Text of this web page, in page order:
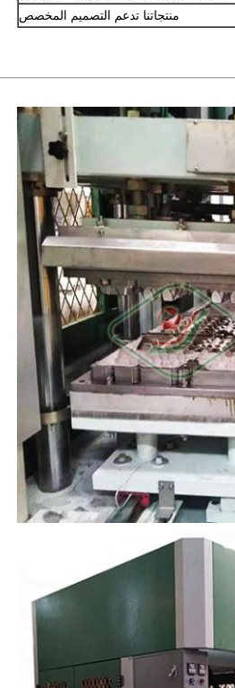
منتجاتنا تدعم التصميم المخصص